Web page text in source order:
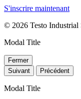
S'inscrire maintenant
© 2026 Testo Industrial
Modal Title
Fermer
Suivant
Précédent
Modal Title